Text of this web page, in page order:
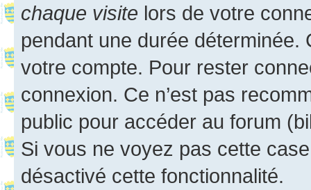
chaque visite lors de votre
pendant une durée déterminée.
votre compte. Pour rester
connexion. Ce n’est pas
public pour accéder au forum
Si vous ne voyez pas cette
désactivé cette fonctionnalité.